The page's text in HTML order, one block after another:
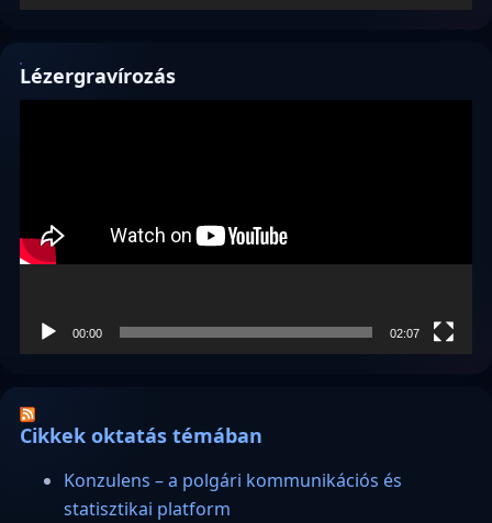
Lézergravírozás
00:00 02:07
Cikkek oktatás témában
Konzulens – a polgári kommunikációs és
statisztikai platform